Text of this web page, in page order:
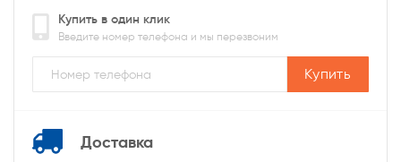
Купить в один клик
Введите номер телефона и мы перезвоним
Купить
Доставка